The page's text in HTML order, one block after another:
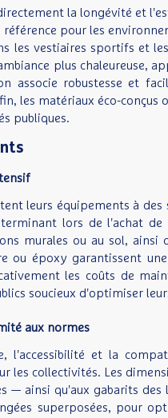
la longévité et
pour les
les vestiaires sportifs et
plus chaleureuse,
associe robustesse et
les matériaux éco-
publiques.
leurs équipements à
lors de l'achat
murales ou au sol,
ou époxy garantissent
les coûts de
soucieux d'optimiser
aux normes
l'accessibilité et la
les collectivités. Les
— ainsi qu'aux gabarits
superposées, pour